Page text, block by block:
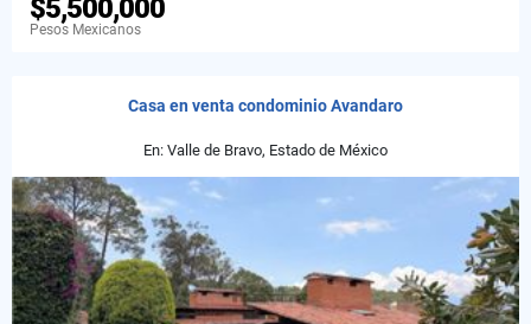
$5,500,000
Pesos Mexicanos
Casa en venta condominio Avandaro
En: Valle de Bravo, Estado de México